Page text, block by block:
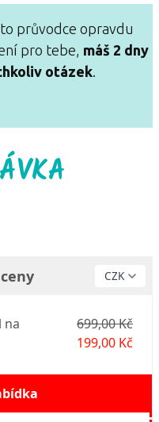
průvodce opravdu
pro tebe, máš 2 dny
otázek.
na
699,00 Kč
199,00 Kč